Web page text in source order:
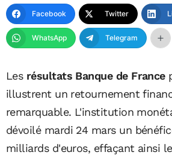
Facebook Twitter
WhatsApp Telegram
Les résultats Banque de France
illustrent un retournement
remarquable. L'institution
dévoilé mardi 24 mars un
milliards d'euros, effaçant ainsi